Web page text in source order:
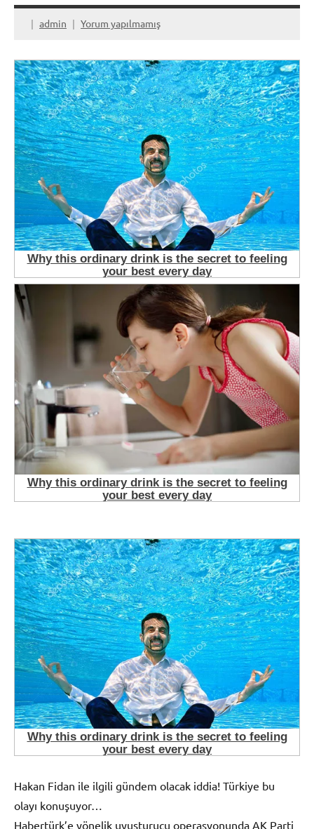
admin Yorum yapılmamış
Hakan Fidan ile ilgili gündem olacak iddia! Türkiye bu
olayı konuşuyor…
Habertürk’e yönelik uyuşturucu operasyonunda AK Parti